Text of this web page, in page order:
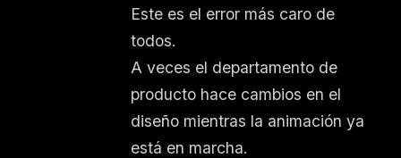
Este es el error más caro de
todos.
A veces el departamento de
producto hace cambios en el
diseño mientras la animación ya
está en marcha.